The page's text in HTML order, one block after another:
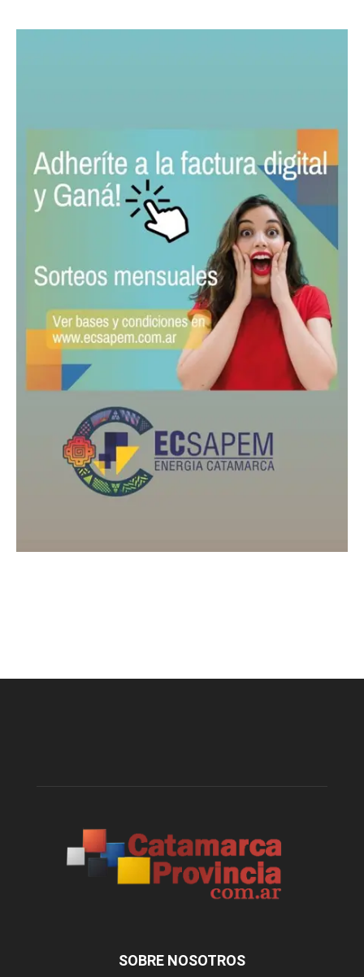
SOBRE NOSOTROS